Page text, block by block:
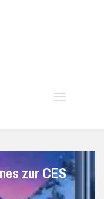
zur CES